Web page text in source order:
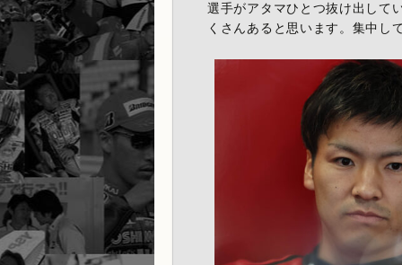
選手がアタマひとつ抜け出して
くさんあると思います。集中し